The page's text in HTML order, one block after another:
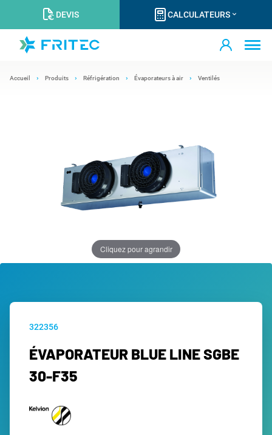
DEVIS CALCULATEURS
Accueil Produits Réfrigération Évaporateurs à air Ventilés
Cliquez pour agrandir
322356
ÉVAPORATEUR BLUE LINE SGBE
30-F35